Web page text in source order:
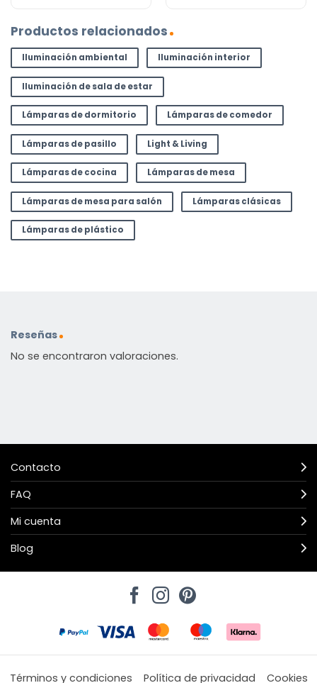
Productos relacionados
Iluminación ambiental Iluminación interior
Iluminación de sala de estar
Lámparas de dormitorio Lámparas de comedor
Lámparas de pasillo Light & Living
Lámparas de cocina Lámparas de mesa
Lámparas de mesa para salón Lámparas clásicas
Lámparas de plástico
Reseñas
No se encontraron valoraciones.
Contacto
FAQ
Mi cuenta
Blog
Términos y condiciones Política de privacidad Cookies